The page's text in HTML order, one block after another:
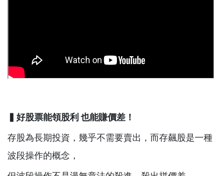
▍好股票能領股利也能賺價差！
存股為長期投資，幾乎不需要賣出，而存飆股是一種
波段操作的概念，